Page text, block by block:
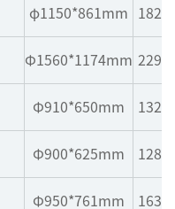
φ1150*861mm
Φ1560*1174mm
Φ910*650mm
Φ900*625mm
Φ950*761mm